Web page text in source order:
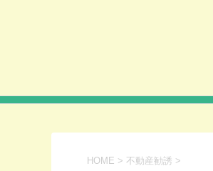
HOME > 不動産勧誘 >